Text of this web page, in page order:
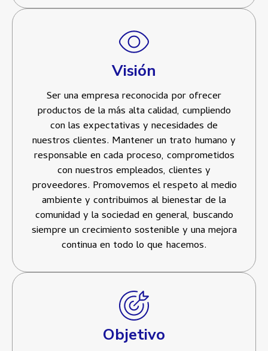
Visión
Ser una empresa reconocida por ofrecer
productos de la más alta calidad, cumpliendo
con las expectativas y necesidades de
nuestros clientes. Mantener un trato humano y
responsable en cada proceso, comprometidos
con nuestros empleados, clientes y
proveedores. Promovemos el respeto al medio
ambiente y contribuimos al bienestar de la
comunidad y la sociedad en general, buscando
siempre un crecimiento sostenible y una mejora
continua en todo lo que hacemos.
Objetivo